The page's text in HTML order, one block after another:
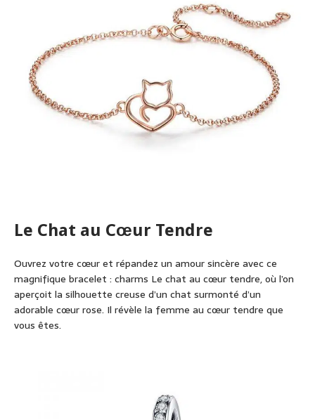
Le Chat au Cœur Tendre
Ouvrez votre cœur et répandez un amour sincère avec ce
magnifique bracelet : charms Le chat au cœur tendre, où l’on
aperçoit la silhouette creuse d’un chat surmonté d’un
adorable cœur rose. Il révèle la femme au cœur tendre que
vous êtes.